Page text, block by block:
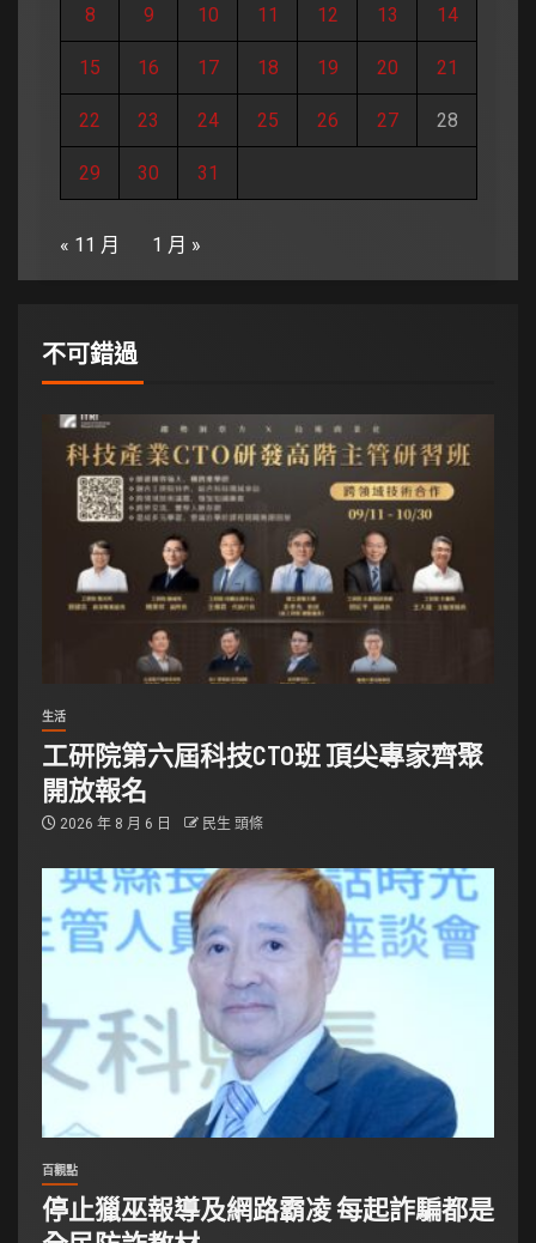
8 9 10 11 12 13 14
15 16 17 18 19 20 21
22 23 24 25 26 27 28
29 30 31
« 11 月 1 月 »
不可錯過
生活
工研院第六屆科技CTO班 頂尖專家齊聚
開放報名
2026 年 8 月 6 日 民生 頭條
百觀點
停止獵巫報導及網路霸凌 每起詐騙都是